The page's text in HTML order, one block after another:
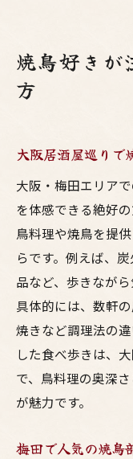
焼鳥好きが
方
大阪居酒屋巡りで
大阪・梅田エリア
を体感できる絶好
鳥料理や焼鳥を提
らです。例えば、
品など、歩きなが
具体的には、数軒
焼きなど調理法の
した食べ歩きは、
で、鳥料理の奥深
が魅力です。
梅田で人気の焼鳥